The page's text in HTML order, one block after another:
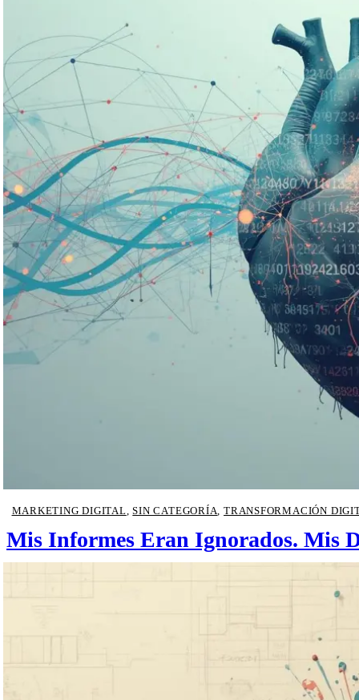
MARKETING DIGITAL ,SIN CATEGORÍA ,TRANSFORMACIÓN
Mis Informes Eran Ignorados. Mis